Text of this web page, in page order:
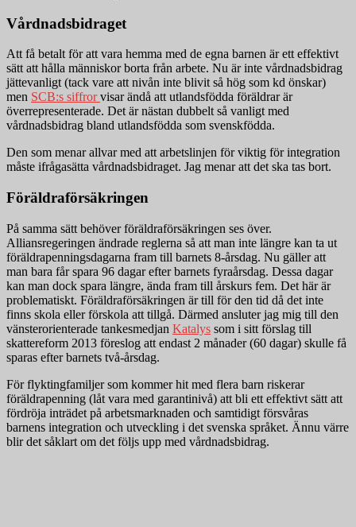
Vårdnadsbidraget
Att få betalt för att vara hemma med de egna barnen är ett effektivt
sätt att hålla människor borta från arbete. Nu är inte vårdnadsbidrag
jättevanligt (tack vare att nivån inte blivit så hög som kd önskar)
men SCB:s siffrorvisar ändå att utlandsfödda föräldrar är
överrepresenterade. Det är nästan dubbelt så vanligt med
vårdnadsbidrag bland utlandsfödda som svenskfödda.
Den som menar allvar med att arbetslinjen för viktig för integration
måste ifrågasätta vårdnadsbidraget. Jag menar att det ska tas bort.
Föräldraförsäkringen
På samma sätt behöver föräldraförsäkringen ses över.
Alliansregeringen ändrade reglerna så att man inte längre kan ta ut
föräldrapenningsdagarna fram till barnets 8-årsdag. Nu gäller att
man bara får spara 96 dagar efter barnets fyraårsdag. Dessa dagar
kan man dock spara längre, ända fram till årskurs fem. Det här är
problematiskt. Föräldraförsäkringen är till för den tid då det inte
finns skola eller förskola att tillgå. Därmed ansluter jag mig till den
vänsterorienterade tankesmedjan Katalys som i sitt förslag till
skattereform 2013 föreslog att endast 2 månader (60 dagar) skulle få
sparas efter barnets två-årsdag.
För flyktingfamiljer som kommer hit med flera barn riskerar
föräldrapenning (låt vara med garantinivå) att bli ett effektivt sätt att
fördröja inträdet på arbetsmarknaden och samtidigt försvåras
barnens integration och utveckling i det svenska språket. Ännu värre
blir det såklart om det följs upp med vårdnadsbidrag.